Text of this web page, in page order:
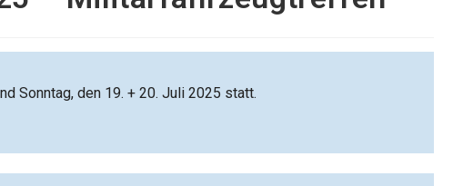
Sonntag, den 19. + 20. Juli 2025 statt.